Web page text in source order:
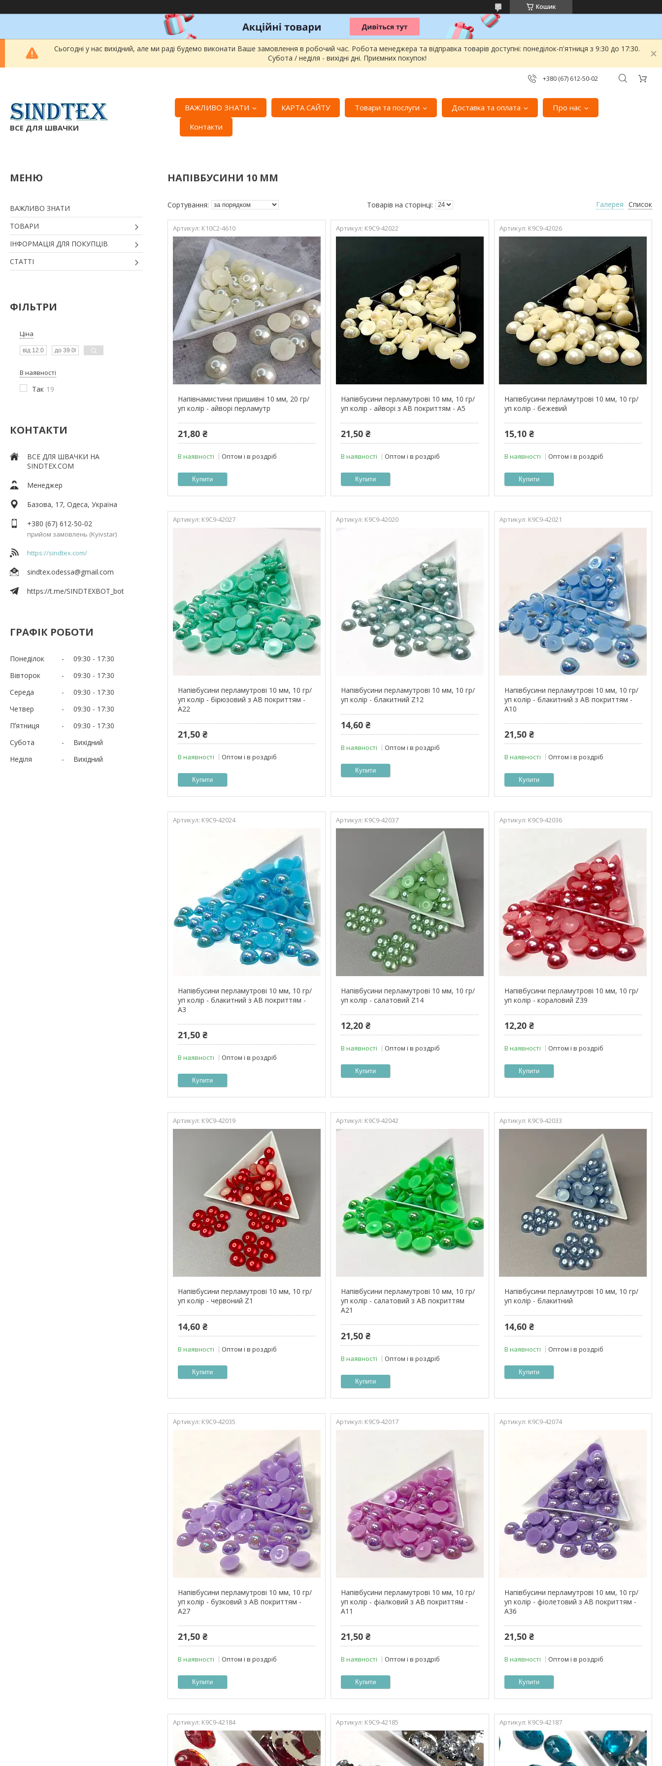
Кошик
Сьогодні у нас вихідний, але ми раді будемо виконати Ваше замовлення в робочий час. Робота менеджера та відправка товарів доступні: понеділок-п'ятниця з 9:30 до 17:30.
Субота / неділя - вихідні дні. Приємних покупок!
+380 (67) 612-50-02
ВСЕ ДЛЯ ШВАЧКИ
ВАЖЛИВО ЗНАТИ КАРТА САЙТУ Товари та послуги Доставка та оплата
Про нас
Контакти
ВАЖЛИВО ЗНАТИ
ТОВАРИ
ІНФОРМАЦІЯ ДЛЯ ПОКУПЦІВ
СТАТТІ
ФІЛЬТРИ
Ціна
В наявності
Так 19
КОНТАКТИ
ВСЕ ДЛЯ ШВАЧКИ НА
SINDTEX.COM
Менеджер
Базова, 17, Одеса, Україна
+380 (67) 612-50-02
прийом замовлень (Kyivstar)
https://sindtex.com/
sindtex.odessa@gmail.com
https://t.me/SINDTEXBOT_bot
ГРАФІК РОБОТИ
Понеділок 09:30
17:30
Вівторок
09:30
17:30
Середа
09:30
17:30
Четвер
09:30
17:30
Пʼятниця
09:30
17:30
Субота
Вихідний
Неділя
Вихідний
НАПІВБУСИНИ 10 ММ
Галерея Список
К10С2-4610
Напівнамистини пришивні 10 мм, 20 гр/
уп колір - айворі перламутр
21,80 ₴
В наявності Оптом і в роздріб
Купити
К9С9-42022
Напівбусини перламутрові 10 мм, 10 гр/
уп колір - айворі з АВ покриттям - А5
21,50 ₴
В наявності Оптом і в роздріб
Купити
К9С9-42026
Напівбусини перламутрові 10 мм, 10 гр/
уп колір - бежевий
15,10 ₴
В наявності Оптом і в роздріб
Купити
К9С9-42027
Напівбусини перламутрові 10 мм, 10 гр/
уп колір - бірюзовий з АВ покриттям -
А22
21,50 ₴
В наявності Оптом і в роздріб
Купити
К9С9-42020
Напівбусини перламутрові 10 мм, 10 гр/
уп колір - блакитний Z12
14,60 ₴
В наявності Оптом і в роздріб
Купити
К9С9-42021
Напівбусини перламутрові 10 мм, 10 гр/
уп колір - блакитний з АВ покриттям -
А10
21,50 ₴
В наявності Оптом і в роздріб
Купити
К9С9-42024
Напівбусини перламутрові 10 мм, 10 гр/
уп колір - блакитний з АВ покриттям -
А3
21,50 ₴
В наявності Оптом і в роздріб
Купити
К9С9-42037
Напівбусини перламутрові 10 мм, 10 гр/
уп колір - салатовий Z14
12,20 ₴
В наявності Оптом і в роздріб
Купити
К9С9-42036
Напівбусини перламутрові 10 мм, 10 гр/
уп колір - кораловий Z39
12,20 ₴
В наявності Оптом і в роздріб
Купити
К9С9-42019
Напівбусини перламутрові 10 мм, 10 гр/
уп колір - червоний Z1
14,60 ₴
В наявності Оптом і в роздріб
Купити
К9С9-42042
Напівбусини перламутрові 10 мм, 10 гр/
уп колір - салатовий з АВ покриттям
А21
21,50 ₴
В наявності Оптом і в роздріб
Купити
К9С9-42033
Напівбусини перламутрові 10 мм, 10 гр/
уп колір - блакитний
14,60 ₴
В наявності Оптом і в роздріб
Купити
К9С9-42035
Напівбусини перламутрові 10 мм, 10 гр/
уп колір - бузковий з АВ покриттям -
А27
21,50 ₴
В наявності Оптом і в роздріб
Купити
К9С9-42017
Напівбусини перламутрові 10 мм, 10 гр/
уп колір - фіалковий з АВ покриттям -
А11
21,50 ₴
В наявності Оптом і в роздріб
Купити
К9С9-42074
Напівбусини перламутрові 10 мм, 10 гр/
уп колір - фіолетовий з АВ покриттям -
А36
21,50 ₴
В наявності Оптом і в роздріб
Купити
К9С9-42184 К9С9-42185 К9С9-42187